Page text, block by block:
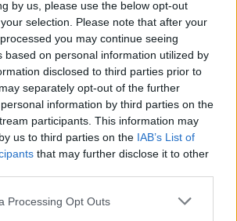
by us, please use the below opt-out
selection. Please note that after your
you may continue seeing
based on personal information utilized by
disclosed to third parties prior to
separately opt-out of the further
information by third parties on the
participants. This information may
us to third parties on the IAB’s List of
that may further disclose it to other
website/app uses one or more Google
Processing Opt Outs
házhoz, úgyhogy ne derogáljon neki
vagy kimennie 3-4 hónapra
szerelni, vagy ablakot beépíteni.
kerülne be a médiába? Hoppá!
a krónikus betegeket. Persze a rák
a figyelem és a pénz, ahogy az
is, vagy bármi más folyamatos
járó kórképek
De az hogy lassan már
jut egy szegény család ahol
bénulás, JRA, stb. van,